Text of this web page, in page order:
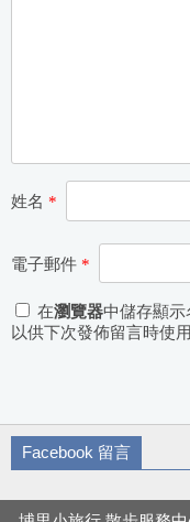
姓名 *
電子郵件 *
在瀏覽器中儲存顯示
以供下次發佈留言時使用
Facebook 留言